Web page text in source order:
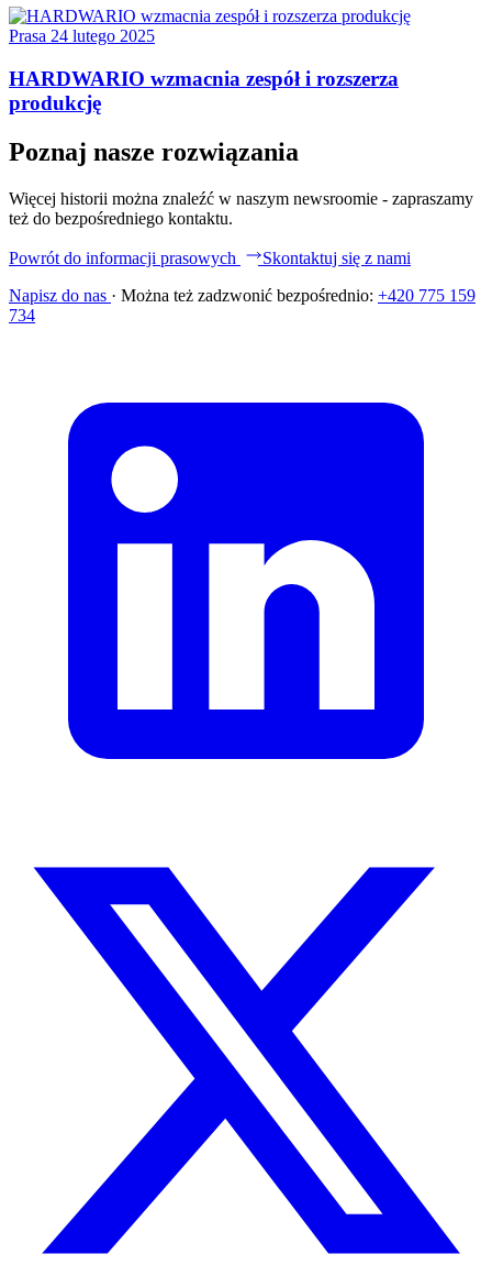
Prasa 24 lutego 2025
HARDWARIO wzmacnia zespół i rozszerza
produkcję
Poznaj nasze rozwiązania
Więcej historii można znaleźć w naszym newsroomie - zapraszamy
też do bezpośredniego kontaktu.
Powrót do informacji prasowych
Skontaktuj się z nami
Napisz do nas · Można też zadzwonić bezpośrednio: +420 775 159
734